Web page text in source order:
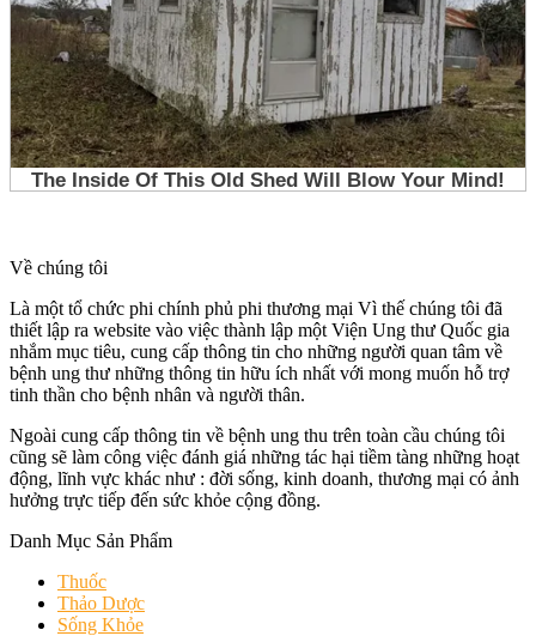
Về chúng tôi
Là một tổ chức phi chính phủ phi thương mại Vì thế chúng tôi đã
thiết lập ra website vào việc thành lập một Viện Ung thư Quốc gia
nhắm mục tiêu, cung cấp thông tin cho những người quan tâm về
bệnh ung thư những thông tin hữu ích nhất với mong muốn hỗ trợ
tinh thần cho bệnh nhân và người thân.
Ngoài cung cấp thông tin về bệnh ung thu trên toàn cầu chúng tôi
cũng sẽ làm công việc đánh giá những tác hại tiềm tàng những hoạt
động, lĩnh vực khác như : đời sống, kinh doanh, thương mại có ảnh
hưởng trực tiếp đến sức khỏe cộng đồng.
Danh Mục Sản Phẩm
Thuốc
Thảo Dược
Sống Khỏe